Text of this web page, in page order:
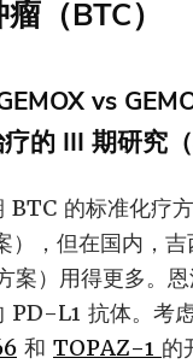
（BTC）
vs
的 III 期研究
BTC 的标准化疗
），但在国内，
）用得更多。
PD-L1 抗体。考
和 TOPAZ-1 的